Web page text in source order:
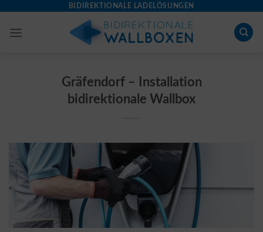
content
BIDIREKTIONALE LADELÖSUNGEN
Gräfendorf – Installation
bidirektionale Wallbox